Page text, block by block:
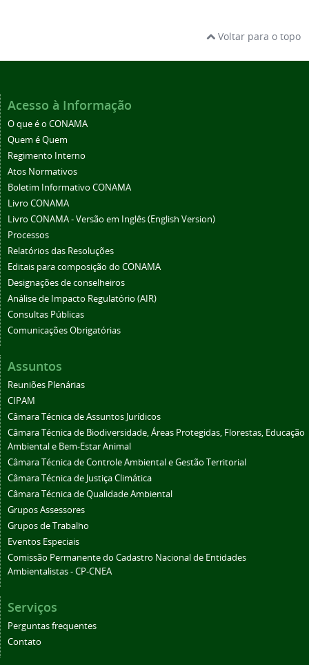
Voltar para o topo
Acesso à Informação
O que é o CONAMA
Quem é Quem
Regimento Interno
Atos Normativos
Boletim Informativo CONAMA
Livro CONAMA
Livro CONAMA - Versão em Inglês (English Version)
Processos
Relatórios das Resoluções
Editais para composição do CONAMA
Designações de conselheiros
Análise de Impacto Regulatório (AIR)
Consultas Públicas
Comunicações Obrigatórias
Assuntos
Reuniões Plenárias
CIPAM
Câmara Técnica de Assuntos Jurídicos
Câmara Técnica de Biodiversidade, Áreas Protegidas, Florestas, Educação
Ambiental e Bem-Estar Animal
Câmara Técnica de Controle Ambiental e Gestão Territorial
Câmara Técnica de Justiça Climática
Câmara Técnica de Qualidade Ambiental
Grupos Assessores
Grupos de Trabalho
Eventos Especiais
Comissão Permanente do Cadastro Nacional de Entidades
Ambientalistas - CP-CNEA
Serviços
Perguntas frequentes
Contato